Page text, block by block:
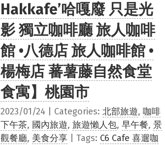
Hakkafe’哈嘎廢 只是光
影 獨立咖啡廳 旅人咖啡
館 •八德店 旅人咖啡館 •
楊梅店 蕃薯藤自然食堂
食寓】桃園市
2023/01/24 Categories: 北部旅遊, 咖啡
下午茶, 國內旅遊, 旅遊懶人包, 早午餐, 景
觀餐廳, 美食分享 Tags: C6 Cafe 喜遛咖